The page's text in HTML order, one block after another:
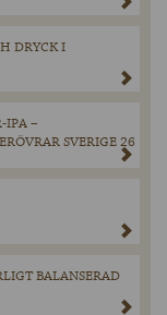
DRYCK I
IPA –
SVERIGE 26
BALANSERAD